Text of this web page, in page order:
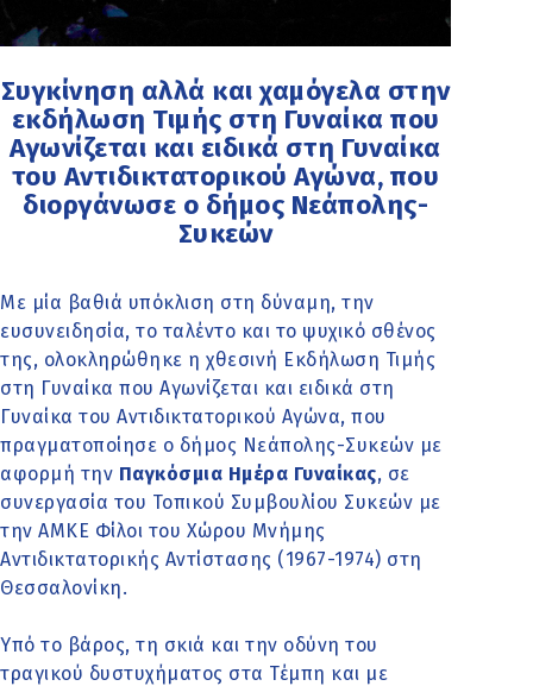
Συγκίνηση αλλά και χαμόγελα στην
εκδήλωση Τιμής στη Γυναίκα που
Αγωνίζεται και ειδικά στη Γυναίκα
του Αντιδικτατορικού Αγώνα, που
διοργάνωσε ο δήμος Νεάπολης-
Συκεών
Με μία βαθιά υπόκλιση στη δύναμη, την
ευσυνειδησία, το ταλέντο και το ψυχικό σθένος
της, ολοκληρώθηκε η χθεσινή Εκδήλωση Τιμής
στη Γυναίκα που Αγωνίζεται και ειδικά στη
Γυναίκα του Αντιδικτατορικού Αγώνα, που
πραγματοποίησε ο δήμος Νεάπολης-Συκεών με
αφορμή την Παγκόσμια Ημέρα Γυναίκας, σε
συνεργασία του Τοπικού Συμβουλίου Συκεών με
την ΑΜΚΕ Φίλοι του Χώρου Μνήμης
Αντιδικτατορικής Αντίστασης (1967-1974) στη
Θεσσαλονίκη.
Υπό το βάρος, τη σκιά και την οδύνη του
τραγικού δυστυχήματος στα Τέμπη και με